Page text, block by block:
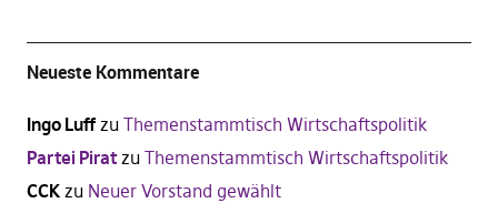
Neueste Kommentare
Ingo Luffzu Themenstammtisch Wirtschaftspolitik
Partei Piratzu Themenstammtisch Wirtschaftspolitik
CCKzu Neuer Vorstand gewählt